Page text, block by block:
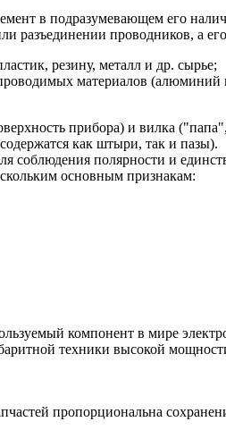
в подразумевающем его
разъединении проводников, а
резину, металл и др. сырье;
материалов
прибора) и вилка
как штыри, так и пазы).
полярности и
основным признакам:
компонент в мире
техники высокой
пропорциональна